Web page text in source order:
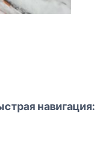
навигация: